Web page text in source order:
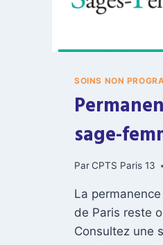
SOINS NON
sage-
ParCPTS Paris 13
La
de Paris reste
Consultez une